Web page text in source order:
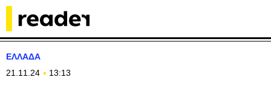
ΕΛΛΑΔΑ
21.11.24
13:13